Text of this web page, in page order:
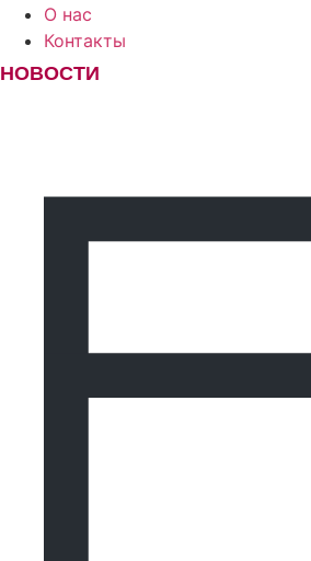
О нас
Контакты
НОВОСТИ